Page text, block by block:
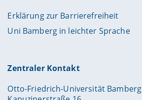
Erklärung zur Barrierefreiheit
Uni Bamberg in leichter Sprache
Zentraler Kontakt
Otto-Friedrich-Universität Bamberg